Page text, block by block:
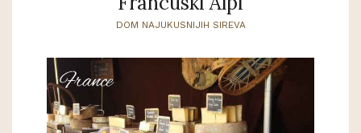
DOM NAJUKUSNIJIH SIREVA